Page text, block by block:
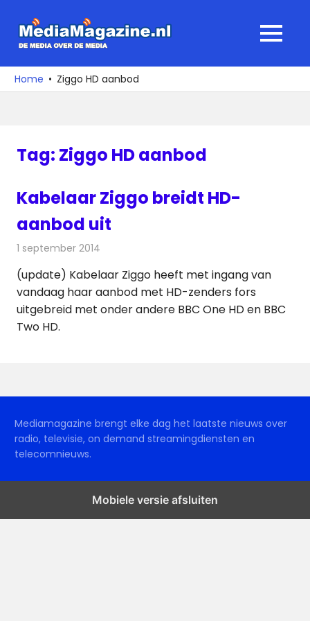
naar
media
over
MENU
Home Ziggo HD aanbod
Tag: Ziggo HD aanbod
Kabelaar Ziggo breidt HD-
aanbod uit
1 september 2014
(update) Kabelaar Ziggo heeft met ingang van
vandaag haar aanbod met HD-zenders fors
uitgebreid met onder andere BBC One HD en BBC
Two HD.
Mediamagazine brengt elke dag het laatste nieuws over
radio, televisie, on demand streamingdiensten en
telecomnieuws.
Mobiele versie afsluiten